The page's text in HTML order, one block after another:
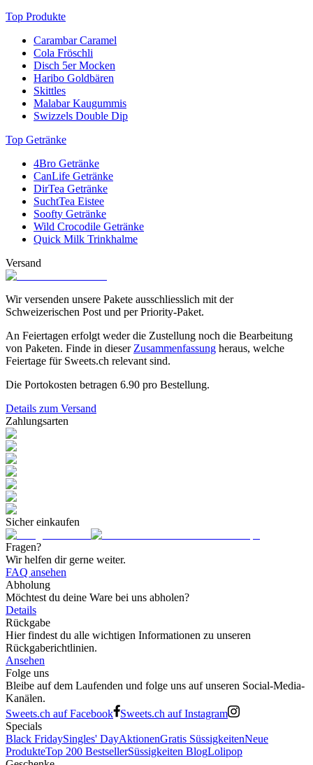
Top Produkte
Carambar Caramel
Cola Fröschli
Disch 5er Mocken
Haribo Goldbären
Skittles
Malabar Kaugummis
Swizzels Double Dip
Top Getränke
4Bro Getränke
CanLife Getränke
DirTea Getränke
SuchtTea Eistee
Soofty Getränke
Wild Crocodile Getränke
Quick Milk Trinkhalme
Versand
Wir versenden unsere Pakete ausschliesslich mit der
Schweizerischen Post und per Priority-Paket.
An Feiertagen erfolgt weder die Zustellung noch die Bearbeitung
von Paketen. Finde in dieser Zusammenfassung heraus, welche
Feiertage für Sweets.ch relevant sind.
Die Portokosten betragen 6.90 pro Bestellung.
Details zum Versand
Zahlungsarten
Sicher einkaufen
Fragen?
Wir helfen dir gerne weiter.
FAQ ansehen
Abholung
Möchtest du deine Ware bei uns abholen?
Details
Rückgabe
Hier findest du alle wichtigen Informationen zu unseren
Rückgaberichtlinien.
Ansehen
Folge uns
Bleibe auf dem Laufenden und folge uns auf unseren Social-Media-
Kanälen.
Sweets.ch auf Facebook
Sweets.ch auf Instagram
Specials
Black FridaySingles' DayAktionenGratis SüssigkeitenNeue
ProdukteTop 200 BestsellerSüssigkeiten BlogLolipop